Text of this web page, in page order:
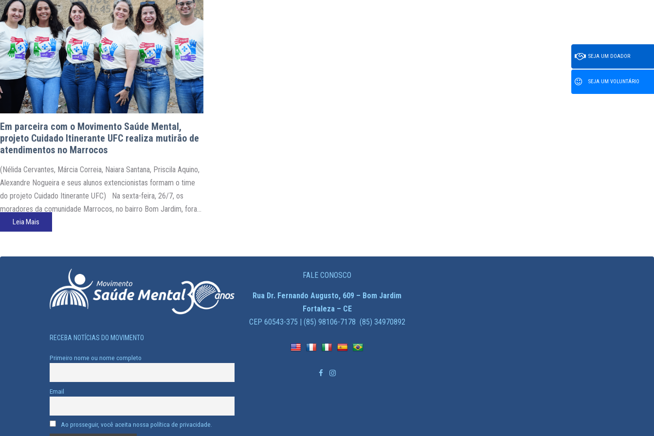
Em parceira com o Movimento Saúde Mental,
projeto Cuidado Itinerante UFC realiza mutirão de
atendimentos no Marrocos
(Nélida Cervantes, Márcia Correia, Naiara Santana, Priscila Aquino,
Alexandre Nogueira e seus alunos extencionistas formam o time
do projeto Cuidado Itinerante UFC) Na sexta-feira, 26/7, os
moradores da comunidade Marrocos, no bairro Bom Jardim, foram
atendidos por um mutirão de cuidados promovido pelo projeto
Leia Mais
RECEBA NOTÍCIAS DO MOVIMENTO
Primeiro nome ou nome completo
Email
Ao prosseguir, você aceita nossa política de privacidade.
FALE CONOSCO
Rua Dr. Fernando Augusto, 609 – Bom Jardim
Fortaleza – CE
CEP 60543-375 | (85) 98106-7178 (85) 34970892
SEJA UM DOADOR
SEJA UM VOLUNTÁRIO